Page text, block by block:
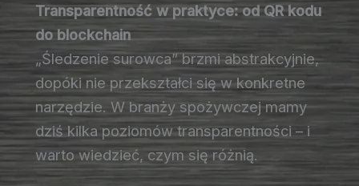
Transparentność w praktyce: od QR kodu
do blockchain
„Śledzenie surowca” brzmi abstrakcyjnie,
dopóki nie przekształci się w konkretne
narzędzie. W branży spożywczej mamy
dziś kilka poziomów transparentności – i
warto wiedzieć, czym się różnią.